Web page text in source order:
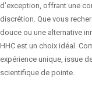
d’exception, offrant une
discrétion. Que vous
douce ou une alternative
HHC est un choix idéal.
expérience unique, issue
scientifique de pointe.